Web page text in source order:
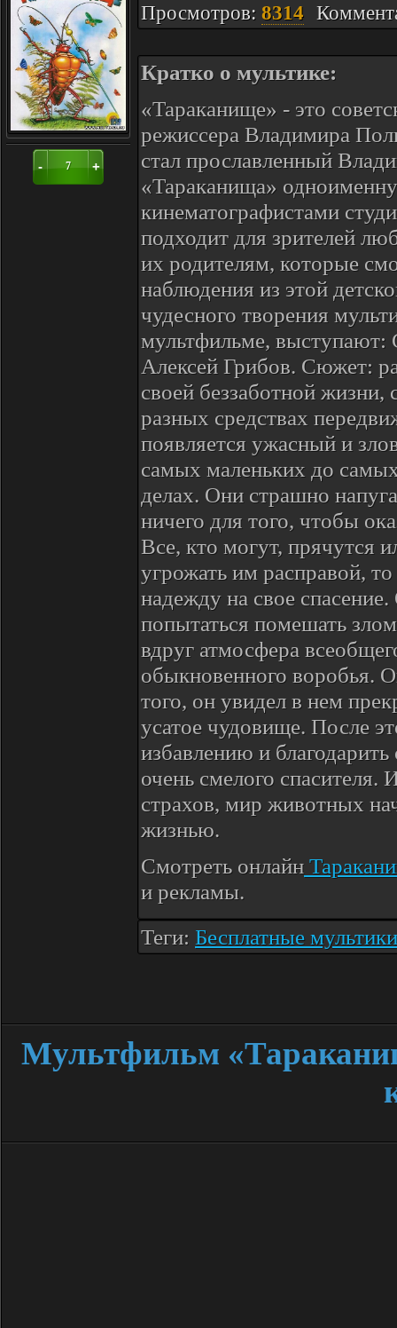
- 7 +
Просмотров: 8314
Кратко о мультике:
«Тараканище» - это
режиссера Владимира
стал прославленный
«Тараканища»
кинематографистами
подходит для зрителей
их родителям, которые
наблюдения из этой
чудесного творения
мультфильме,
Алексей Грибов. Сюжет:
своей беззаботной
разных средствах
появляется ужасный и
самых маленьких до
делах. Они страшно
ничего для того, чтобы
Все, кто могут, прячутся
угрожать им расправой,
надежду на свое
попытаться помешать
вдруг атмосфера
обыкновенного воробья.
того, он увидел в нем
усатое чудовище. После
избавлению и
очень смелого спасителя.
страхов, мир животных
жизнью.
Смотреть онлайн
и рекламы.
Теги: Бесплатные
Мультфильм